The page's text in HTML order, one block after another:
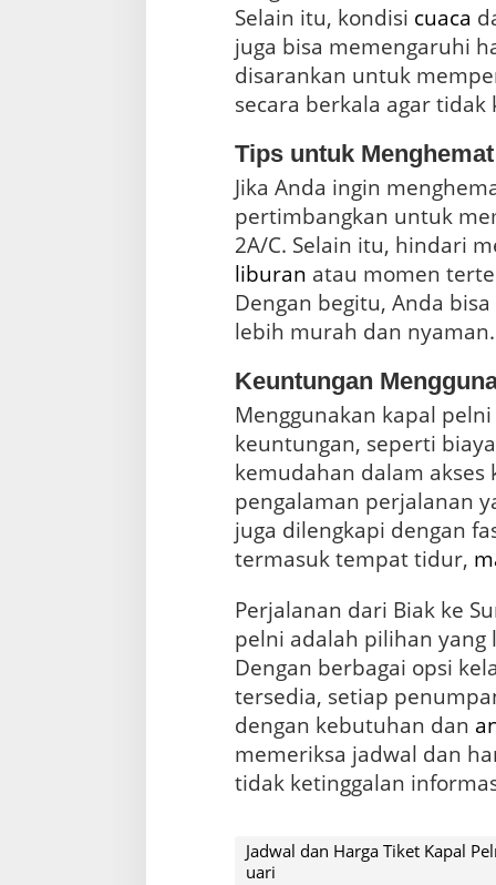
Selain itu, kondisi cuaca
juga bisa memengaruhi
disarankan untuk
secara berkala agar tidak
Tips untuk
Jika Anda ingin
pertimbangkan untuk
liburan atau momen
Dengan begitu, Anda
lebih murah dan nyaman.
Keuntungan
Menggunakan kapal
keuntungan, seperti
kemudahan dalam akses
pengalaman perjalanan
juga dilengkapi dengan
termasuk tempat tidur,
Perjalanan dari Biak ke
pelni adalah pilihan
Dengan berbagai opsi
tersedia, setiap
dengan kebutuhan dan
memeriksa jadwal dan
tidak ketinggalan
Jadwal dan Harga Tiket Kapal
uari